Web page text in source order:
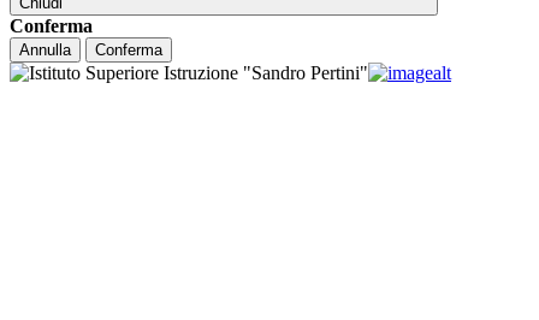
Conferma
Annulla Conferma